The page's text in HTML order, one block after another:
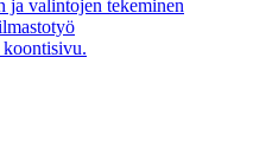
ja valintojen tekeminen
koontisivu.